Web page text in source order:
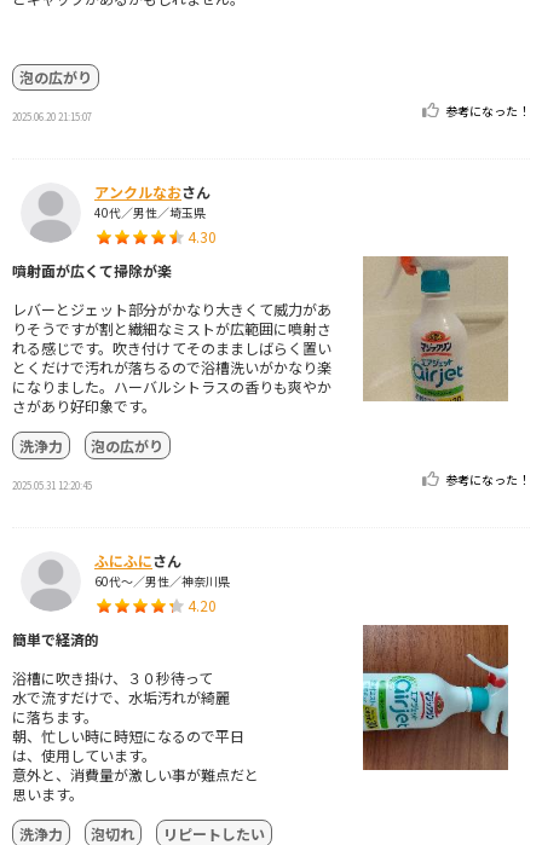
泡の広がり
2025.06.20 21:15:07 参考になった！
アンクルなおさん
40代／男性／埼玉県
4.30
噴射面が広くて掃除が楽
レバーとジェット部分がかなり大きくて威力があ
りそうですが割と繊細なミストが広範囲に噴射さ
れる感じです。吹き付けてそのまましばらく置い
とくだけで汚れが落ちるので浴槽洗いがかなり楽
になりました。ハーバルシトラスの香りも爽やか
さがあり好印象です。
洗浄力
泡の広がり
2025.05.31 12:20:45 参考になった！
ふにふにさん
60代～／男性／神奈川県
4.20
簡単で経済的
浴槽に吹き掛け、３０秒待って
水で流すだけで、水垢汚れが綺麗
に落ちます。
朝、忙しい時に時短になるので平日
は、使用しています。
意外と、消費量が激しい事が難点だと
思います。
洗浄力
泡切れ リピートしたい